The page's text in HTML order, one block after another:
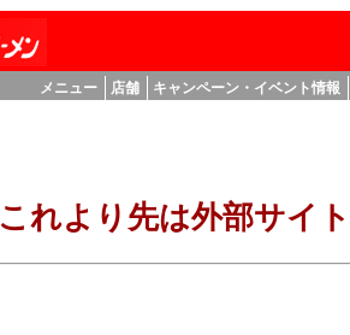
メニュー 店舗 キャンペーン・イベント情報
これより先は外部サイ